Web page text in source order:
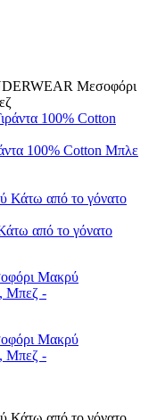
Μεσοφόρι
100% Cotton Μπλε
από το γόνατο